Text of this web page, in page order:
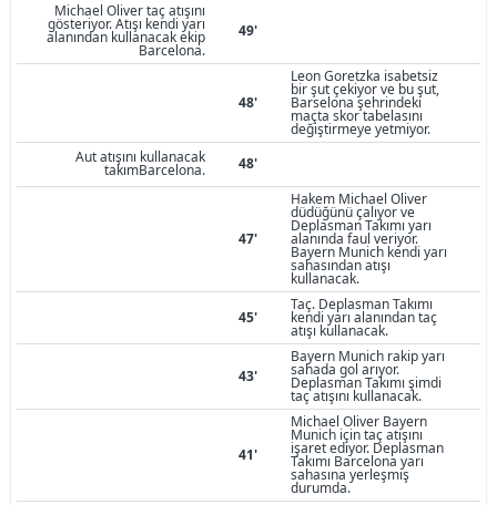
Michael Oliver taç atışını
gösteriyor. Atışı kendi yarı
alanından kullanacak ekip
Barcelona.
49'
48'
Leon Goretzka isabetsiz
bir şut çekiyor ve bu şut,
Barselona şehrindeki
maçta skor tabelasını
değiştirmeye yetmiyor.
Aut atışını kullanacak
takımBarcelona. 48'
47'
Hakem Michael Oliver
düdüğünü çalıyor ve
Deplasman Takımı yarı
alanında faul veriyor.
Bayern Munich kendi yarı
sahasından atışı
kullanacak.
45'
Taç. Deplasman Takımı
kendi yarı alanından taç
atışı kullanacak.
43'
Bayern Munich rakip yarı
sahada gol arıyor.
Deplasman Takımı şimdi
taç atışını kullanacak.
41'
Michael Oliver Bayern
Munich için taç atışını
işaret ediyor. Deplasman
Takımı Barcelona yarı
sahasına yerleşmiş
durumda.